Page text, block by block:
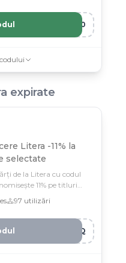
O10
expirate
Litera -11% la
selectate
de la Litera cu codul
11% pe titluri
catalogul de peste 10
97 utilizări
KOQ